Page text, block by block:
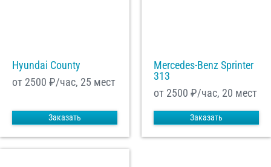
Hyundai County
от 2500 ₽/час, 25 мест
Заказать
Mercedes-Benz Sprinter
313
от 2500 ₽/час, 20 мест
Заказать